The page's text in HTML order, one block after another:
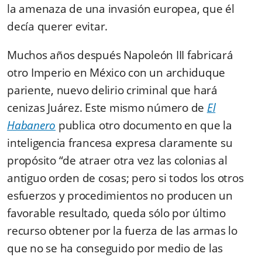
la amenaza de una invasión europea, que él
decía querer evitar.
Muchos años después Napoleón III fabricará
otro Imperio en México con un archiduque
pariente, nuevo delirio criminal que hará
cenizas Juárez. Este mismo número de El
Habanero publica otro documento en que la
inteligencia francesa expresa claramente su
propósito “de atraer otra vez las colonias al
antiguo orden de cosas; pero si todos los otros
esfuerzos y procedimientos no producen un
favorable resultado, queda sólo por último
recurso obtener por la fuerza de las armas lo
que no se ha conseguido por medio de las